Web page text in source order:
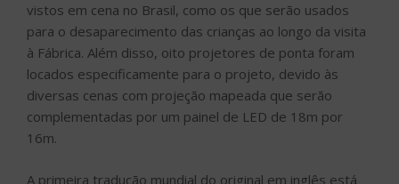
vistos em cena no Brasil, como os que serão usados
para o desaparecimento das crianças ao longo da visita
à Fábrica. Além disso, oito projetores de ponta foram
locados especificamente para o projeto, devido às
diversas cenas com projeção mapeada que serão
complementadas por um painel de LED de 18m por
16m.
A primeira tradução mundial do original em inglês está